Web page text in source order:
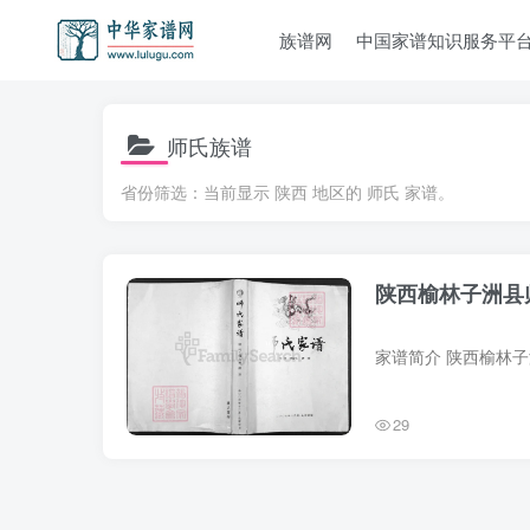
族谱网 中国家谱知识服务平
师氏族谱
省份筛选：当前显示 陕西 地区的 师氏 家谱。
陕西榆林子洲
29